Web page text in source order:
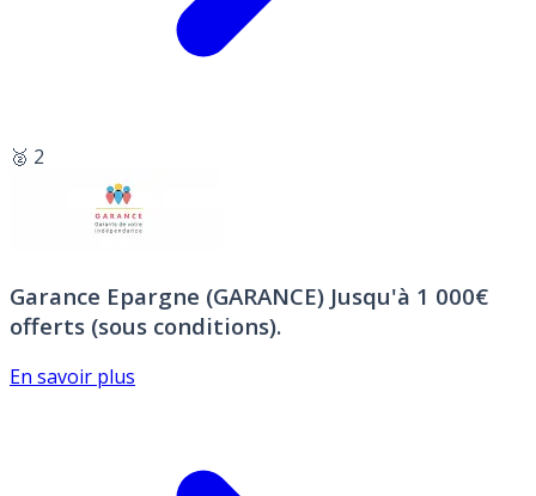
🥈 2
Garance Epargne (GARANCE) Jusqu'à 1 000€
offerts (sous conditions).
En savoir plus